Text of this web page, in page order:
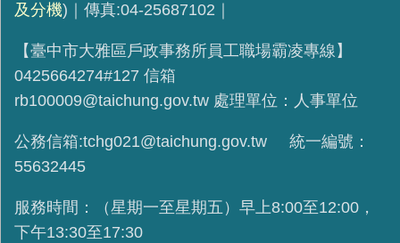
及分機)｜傳真:04-25687102｜
【臺中市大雅區戶政事務所員工職場霸凌專線】
0425664274#127 信箱
rb100009@taichung.gov.tw 處理單位：人事單位
公務信箱:tchg021@taichung.gov.tw 統一編號：
55632445
服務時間：（星期一至星期五）早上8:00至12:00，
下午13:30至17:30